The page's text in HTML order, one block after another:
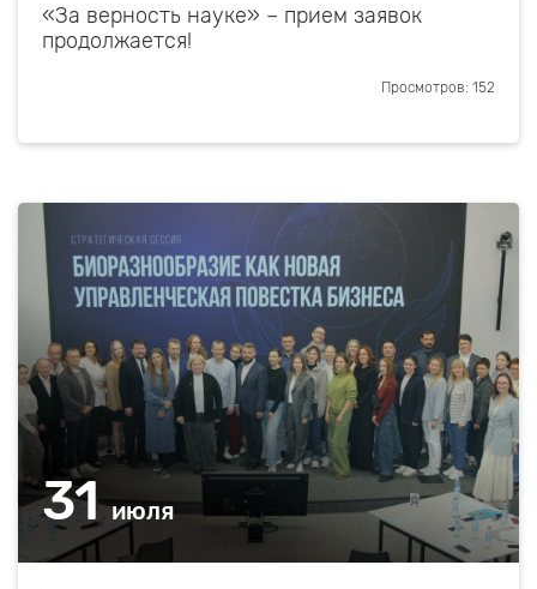
«За верность науке» – прием заявок
продолжается!
Просмотров: 152
31 июля